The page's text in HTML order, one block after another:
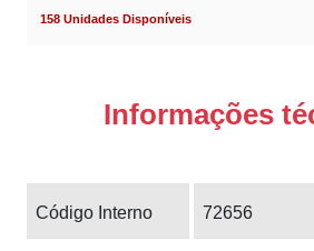
158 Unidades Disponíveis
Informações
Código Interno 72656